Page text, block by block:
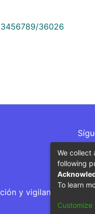
36026
y vigilancia por
We collect
following
To learn
Customize